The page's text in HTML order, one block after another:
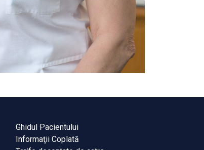
Ghidul Pacientului
Informaţii Coplată